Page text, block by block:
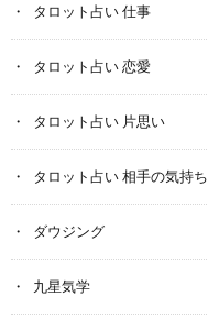
タロット占い 仕事
タロット占い 恋愛
タロット占い 片思い
タロット占い 相手の気持ち
ダウジング
九星気学